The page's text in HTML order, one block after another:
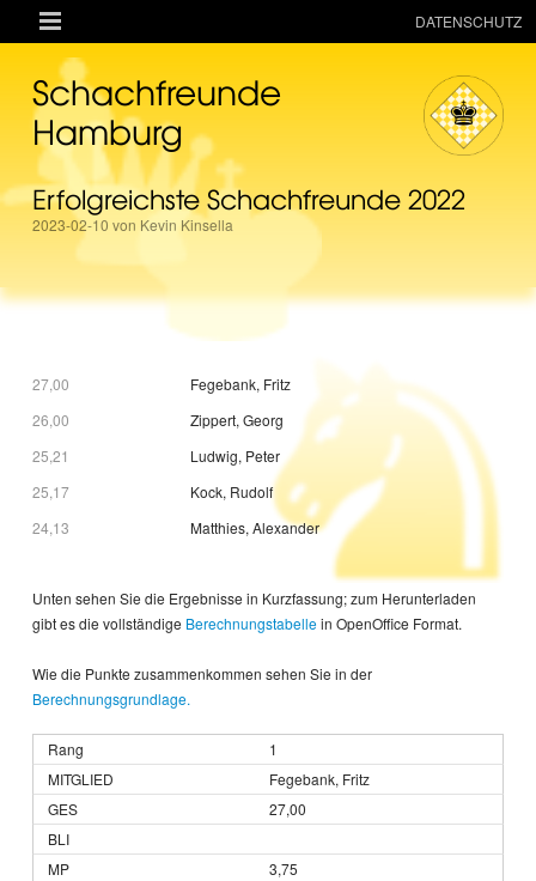

AKTUELLES
RESSOURCEN
VEREIN
MANNSCHAFTEN
TURNIERE
Schachfreunde
Hamburg
Erfolgreichste Schachfreunde 2022
2023-02-10 von Kevin Kinsella
27,00
Fegebank, Fritz
26,00
Zippert, Georg
25,21
Ludwig, Peter
25,17
Kock, Rudolf
24,13
Matthies, Alexander
Unten sehen Sie die Ergebnisse in Kurzfassung; zum Herunterladen
gibt es die vollständige Berechnungstabellein OpenOffice Format.
Wie die Punkte zusammenkommen sehen Sie in der
Berechnungsgrundlage.
1
Fegebank, Fritz
27,00
3,75
DATENSCHUTZ